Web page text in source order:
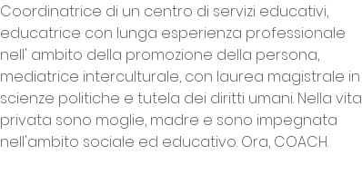
Coordinatrice di un centro di servizi educativi,
educatrice con lunga esperienza professionale
nell' ambito della promozione della persona,
mediatrice interculturale, con laurea magistrale in
scienze politiche e tutela dei diritti umani. Nella vita
privata sono moglie, madre e sono impegnata
nell'ambito sociale ed educativo. Ora, COACH.